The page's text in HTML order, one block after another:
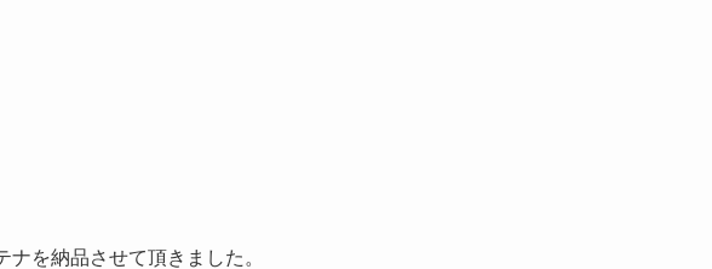
を納品させて頂きました。